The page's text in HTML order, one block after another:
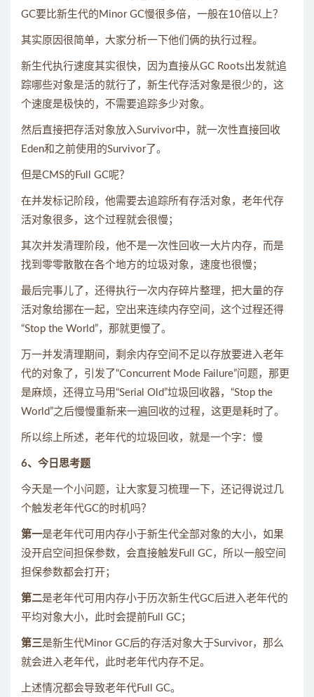
GC要比新生代的Minor GC慢很多倍，一般在10倍以上？
其实原因很简单，大家分析一下他们俩的执行过程。
新生代执行速度其实很快，因为直接从GC Roots出发就追
踪哪些对象是活的就行了，新生代存活对象是很少的，这
个速度是极快的，不需要追踪多少对象。
然后直接把存活对象放入Survivor中，就一次性直接回收
Eden和之前使用的Survivor了。
但是CMS的Full GC呢？
在并发标记阶段，他需要去追踪所有存活对象，老年代存
活对象很多，这个过程就会很慢；
其次并发清理阶段，他不是一次性回收一大片内存，而是
找到零零散散在各个地方的垃圾对象，速度也很慢；
最后完事儿了，还得执行一次内存碎片整理，把大量的存
活对象给挪在一起，空出来连续内存空间，这个过程还得
“Stop the World”，那就更慢了。
万一并发清理期间，剩余内存空间不足以存放要进入老年
代的对象了，引发了“Concurrent Mode Failure”问题，那更
是麻烦，还得立马用“Serial Old”垃圾回收器，“Stop the
World”之后慢慢重新来一遍回收的过程，这更是耗时了。
所以综上所述，老年代的垃圾回收，就是一个字：慢
6、今日思考题
今天是一个小问题，让大家复习梳理一下，还记得说过几
个触发老年代GC的时机吗？
第一是老年代可用内存小于新生代全部对象的大小，如果
没开启空间担保参数，会直接触发Full GC，所以一般空间
担保参数都会打开；
第二是老年代可用内存小于历次新生代GC后进入老年代的
平均对象大小，此时会提前Full GC；
第三是新生代Minor GC后的存活对象大于Survivor，那么
就会进入老年代，此时老年代内存不足。
上述情况都会导致老年代Full GC。